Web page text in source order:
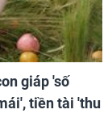
giáp 'số
tiền tài 'thu